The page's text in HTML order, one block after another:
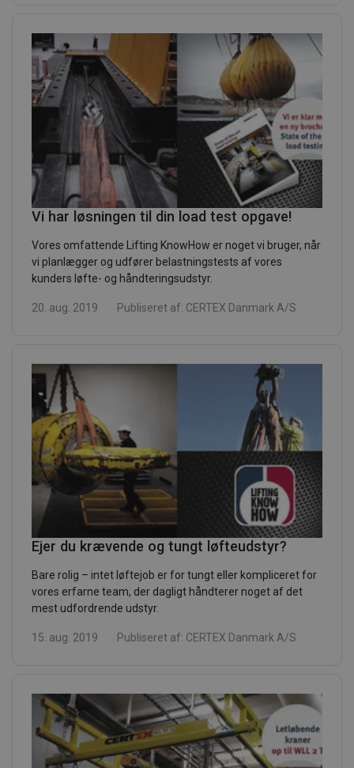
Vi har løsningen til din load test opgave!
Vores omfattende Lifting KnowHow er noget vi bruger, når
vi planlægger og udfører belastningstests af vores
kunders løfte- og håndteringsudstyr.
20. aug. 2019 Publiseret af: CERTEX Danmark A/S
Ejer du krævende og tungt løfteudstyr?
Bare rolig – intet løftejob er for tungt eller kompliceret for
vores erfarne team, der dagligt håndterer noget af det
mest udfordrende udstyr.
15. aug. 2019 Publiseret af: CERTEX Danmark A/S